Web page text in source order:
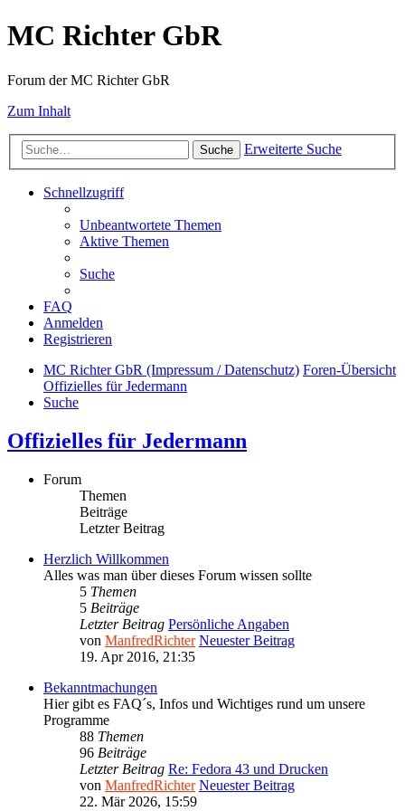
MC Richter GbR
Forum der MC Richter GbR
Zum Inhalt
Suche Erweiterte Suche
Schnellzugriff
Unbeantwortete Themen
Aktive Themen
Suche
FAQ
Anmelden
Registrieren
MC Richter GbR (Impressum / Datenschutz) Foren-Übersicht
Offizielles für Jedermann
Suche
Offizielles für Jedermann
Forum
Themen
Beiträge
Letzter Beitrag
Herzlich Willkommen
Alles was man über dieses Forum wissen sollte
5 Themen
5 Beiträge
Letzter Beitrag Persönliche Angaben
von ManfredRichter Neuester Beitrag
19. Apr 2016, 21:35
Bekanntmachungen
Hier gibt es FAQ´s, Infos und Wichtiges rund um unsere
Programme
88 Themen
96 Beiträge
Letzter Beitrag Re: Fedora 43 und Drucken
von ManfredRichter Neuester Beitrag
22. Mär 2026, 15:59